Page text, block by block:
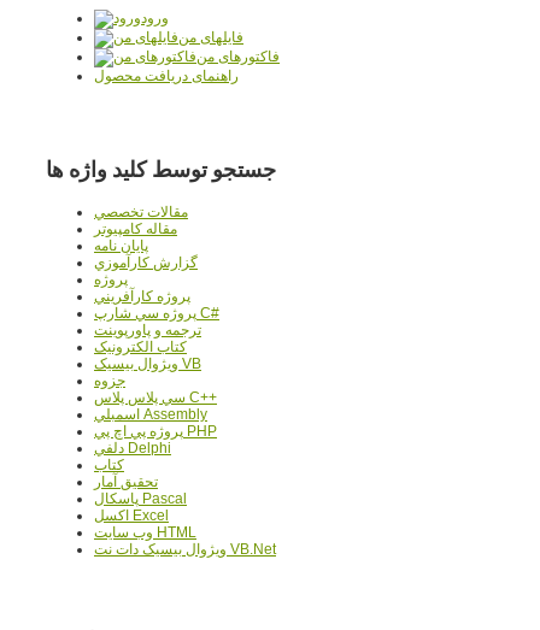
ورود
فایلهای من
فاکتورهای من
راهنمای دریافت محصول
جستجو توسط کلید واژه ها
مقالات تخصصي
مقاله کامپیوتر
پایان نامه
گزارش کارآموزي
پروژه
پروژه کارآفريني
پروژه سي شارپ C#
ترجمه و پاورپوينت
کتاب الکترونيک
ويژوال بيسيک VB
جزوه
سي پلاس پلاس C++
اسمبلي Assembly
پروژه پي اچ پي PHP
دلفي Delphi
کتاب
تحقيق آمار
پاسکال Pascal
اکسل Excel
وب سايت HTML
ويژوال بيسيک دات نت VB.Net